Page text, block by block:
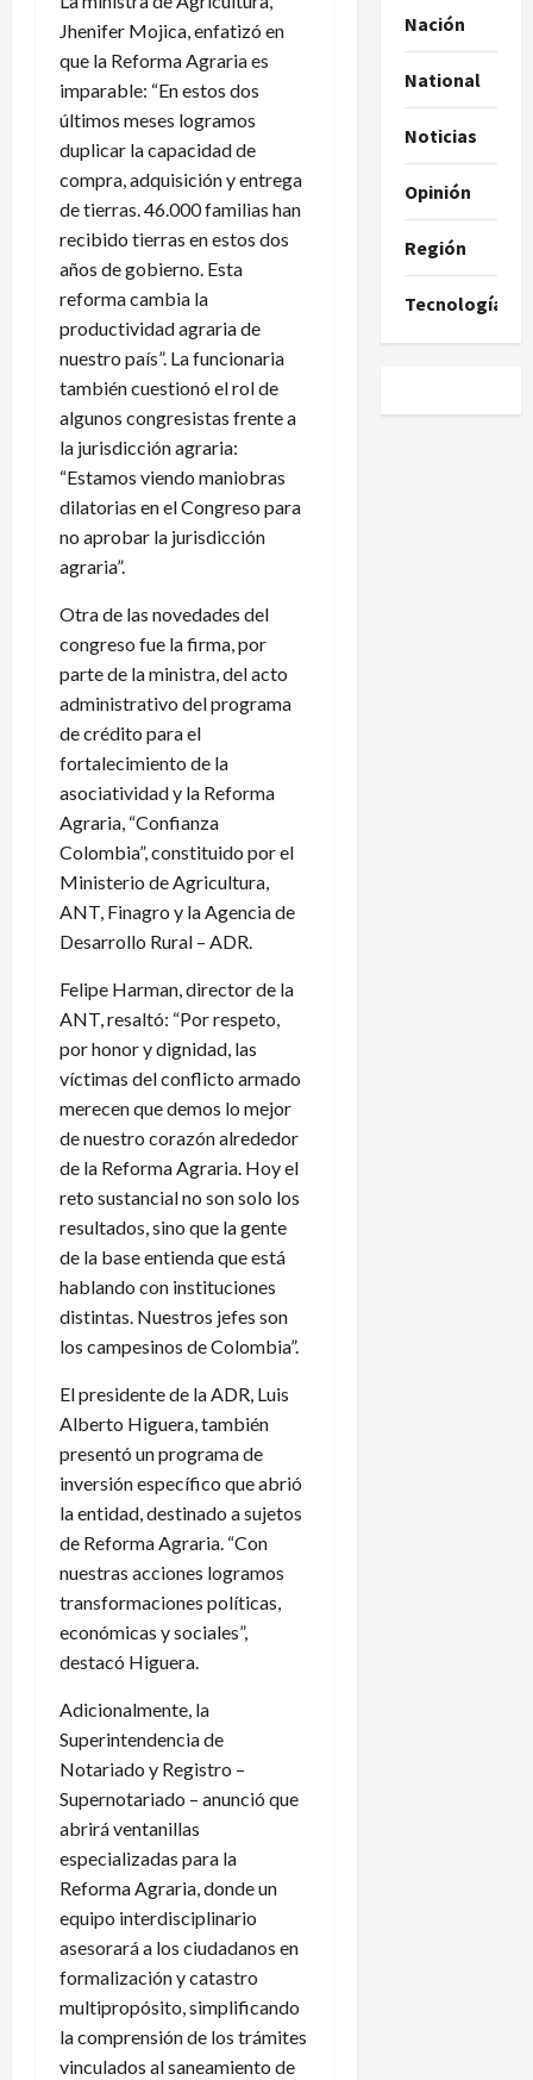
Jhenifer Mojica, enfatizó en
que la Reforma Agraria es
imparable: “En estos dos
últimos meses logramos
duplicar la capacidad de
compra, adquisición y entrega
de tierras. 46.000 familias han
recibido tierras en estos dos
años de gobierno. Esta
reforma cambia la
productividad agraria de
nuestro país”. La funcionaria
también cuestionó el rol de
algunos congresistas frente a
la jurisdicción agraria:
“Estamos viendo maniobras
dilatorias en el Congreso para
no aprobar la jurisdicción
agraria”.
Otra de las novedades del
congreso fue la firma, por
parte de la ministra, del acto
administrativo del programa
de crédito para el
fortalecimiento de la
asociatividad y la Reforma
Agraria, “Confianza
Colombia”, constituido por el
Ministerio de Agricultura,
ANT, Finagro y la Agencia de
Desarrollo Rural – ADR.
Felipe Harman, director de la
ANT, resaltó: “Por respeto,
por honor y dignidad, las
víctimas del conflicto armado
merecen que demos lo mejor
de nuestro corazón alrededor
de la Reforma Agraria. Hoy el
reto sustancial no son solo los
resultados, sino que la gente
de la base entienda que está
hablando con instituciones
distintas. Nuestros jefes son
los campesinos de Colombia”.
El presidente de la ADR, Luis
Alberto Higuera, también
presentó un programa de
inversión específico que abrió
la entidad, destinado a sujetos
de Reforma Agraria. “Con
nuestras acciones logramos
transformaciones políticas,
económicas y sociales”,
destacó Higuera.
Adicionalmente, la
Superintendencia de
Notariado y Registro –
Supernotariado – anunció que
abrirá ventanillas
especializadas para la
Reforma Agraria, donde un
equipo interdisciplinario
asesorará a los ciudadanos en
formalización y catastro
multipropósito, simplificando
la comprensión de los trámites
vinculados al saneamiento de
Nación
National
Noticias
Opinión
Región
Tecnología